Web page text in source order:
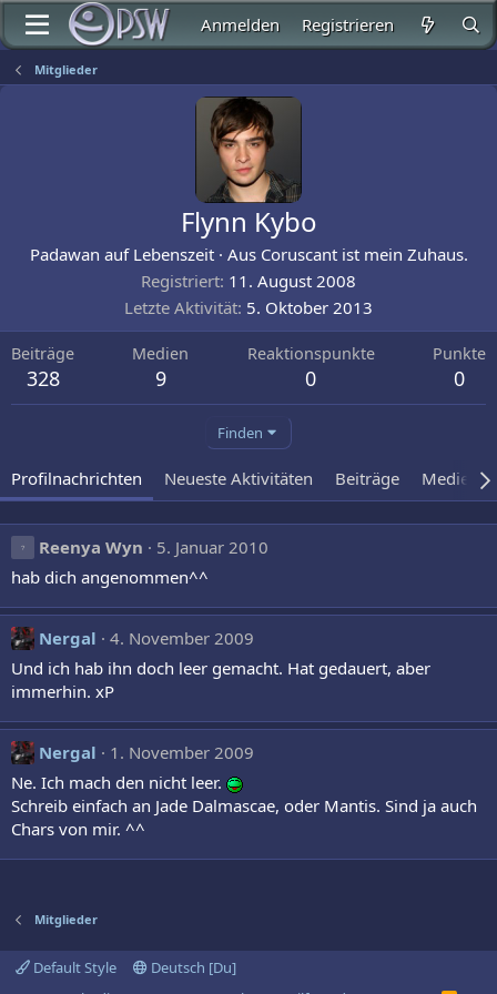
Anmelden Registrieren
Mitglieder
Flynn Kybo
Padawan auf Lebenszeit · Aus Coruscant ist mein Zuhaus.
Registriert 11. August 2008
Letzte Aktivität 5. Oktober 2013
Beiträge
328
Medien
9
Reaktionspunkte
0
Punkte
0
Finden
Profilnachrichten Neueste Aktivitäten Beiträge Medien
Reenya Wyn
5. Januar 2010
hab dich angenommen^^
Nergal
4. November 2009
Und ich hab ihn doch leer gemacht. Hat gedauert, aber
immerhin. xP
Nergal
1. November 2009
Ne. Ich mach den nicht leer.
Schreib einfach an Jade Dalmascae, oder Mantis. Sind ja auch
Chars von mir. ^^
Mitglieder
Default Style
Deutsch [Du]